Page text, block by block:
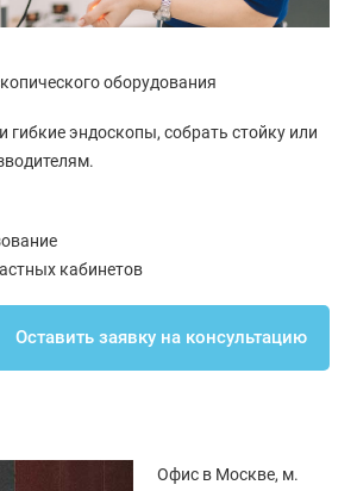
оборудования
эндоскопы, собрать стойку или
кабинетов
Оставить заявку на консультацию
Офис в Москве, м.